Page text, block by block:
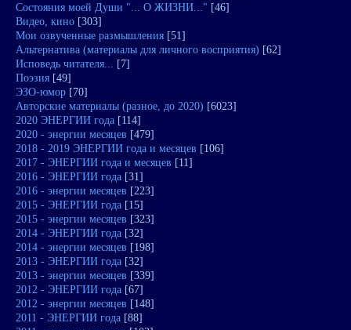
Состояния моей Души "... О ЖИЗНИ..." [46]
Видео, кино [303]
Мои озвученные размышления [51]
Альтернатива (материалы для личного восприятия) [62]
Исповедь читателя... [7]
Поэзия [49]
ЭЗО-юмор [70]
Авторские материалы (разное, до 2020) [6023]
2020 ЭНЕРГИИ года [114]
2020 - энергии месяцев [479]
2018 - 2019 ЭНЕРГИИ года и месяцев [106]
2017 - ЭНЕРГИИ года и месяцев [11]
2016 - ЭНЕРГИИ года [31]
2016 - энергии месяцев [223]
2015 - ЭНЕРГИИ года [15]
2015 - энергии месяцев [323]
2014 - ЭНЕРГИИ года [32]
2014 - энергии месяцев [198]
2013 - ЭНЕРГИИ года [32]
2013 - энергии месяцев [339]
2012 - ЭНЕРГИИ года [67]
2012 - энергии месяцев [148]
2011 - ЭНЕРГИИ года [88]